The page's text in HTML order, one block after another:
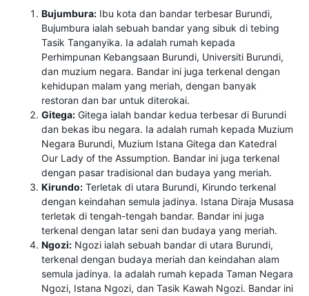
Bujumbura: Ibu kota dan bandar terbesar Burundi,
Bujumbura ialah sebuah bandar yang sibuk di tebing
Tasik Tanganyika. Ia adalah rumah kepada
Perhimpunan Kebangsaan Burundi, Universiti Burundi,
dan muzium negara. Bandar ini juga terkenal dengan
kehidupan malam yang meriah, dengan banyak
restoran dan bar untuk diterokai.
Gitega: Gitega ialah bandar kedua terbesar di Burundi
dan bekas ibu negara. Ia adalah rumah kepada Muzium
Negara Burundi, Muzium Istana Gitega dan Katedral
Our Lady of the Assumption. Bandar ini juga terkenal
dengan pasar tradisional dan budaya yang meriah.
Kirundo: Terletak di utara Burundi, Kirundo terkenal
dengan keindahan semula jadinya. Istana Diraja Musasa
terletak di tengah-tengah bandar. Bandar ini juga
terkenal dengan latar seni dan budaya yang meriah.
Ngozi: Ngozi ialah sebuah bandar di utara Burundi,
terkenal dengan budaya meriah dan keindahan alam
semula jadinya. Ia adalah rumah kepada Taman Negara
Ngozi, Istana Ngozi, dan Tasik Kawah Ngozi. Bandar ini